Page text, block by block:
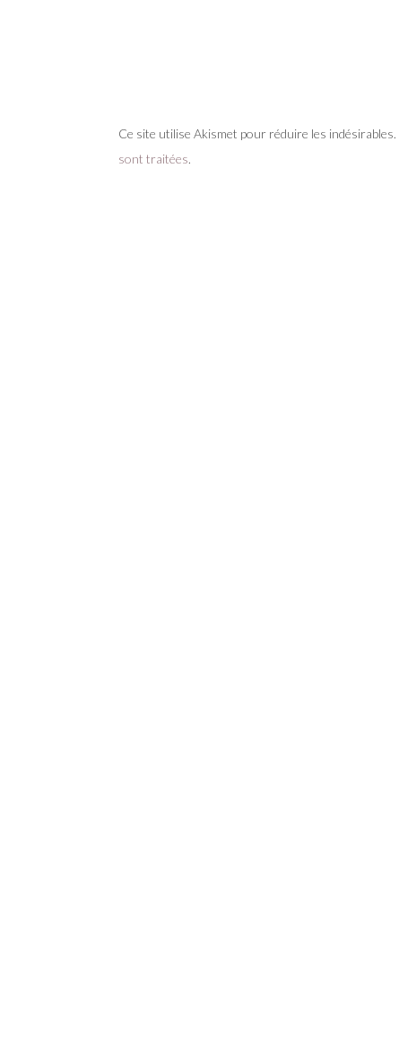
Ce site utilise Akismet pour réduire les indésirables.
sont traitées.